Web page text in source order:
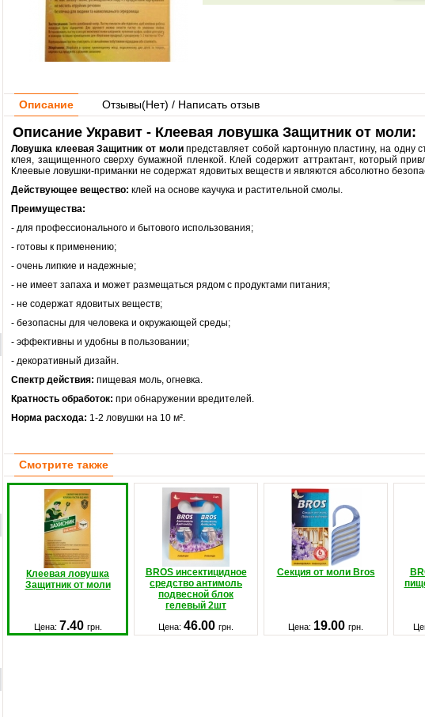
Описание Отзывы(Нет) / Написать отзыв
Описание Укравит - Клеевая ловушка Защитник от моли:
Ловушка клеевая Защитник от молипредставляет собой картонную пластину, на одну
клея, защищенного сверху бумажной пленкой. Клей содержит аттрактант, который
Клеевые ловушки-приманки не содержат ядовитых веществ и являются абсолютно
Действующее вещество: клей на основе каучука и растительной смолы.
Преимущества:
- для профессионального и бытового использования;
- готовы к применению;
- очень липкие и надежные;
- не имеет запаха и может размещаться рядом с продуктами питания;
- не содержат ядовитых веществ;
- безопасны для человека и окружающей среды;
- эффективны и удобны в пользовании;
- декоративный дизайн.
Спектр действия: пищевая моль, огневка.
Кратность обработок: при обнаружении вредителей.
Норма расхода: 1-2 ловушки на 10 м².
Смотрите также
Клеевая ловушка
Защитник от моли
BROS инсектицидное
средство антимоль
подвесной блок
гелевый 2шт
Секция от моли Bros
Цена: 7.40 грн. Цена: 46.00 грн. Цена: 19.00 грн.